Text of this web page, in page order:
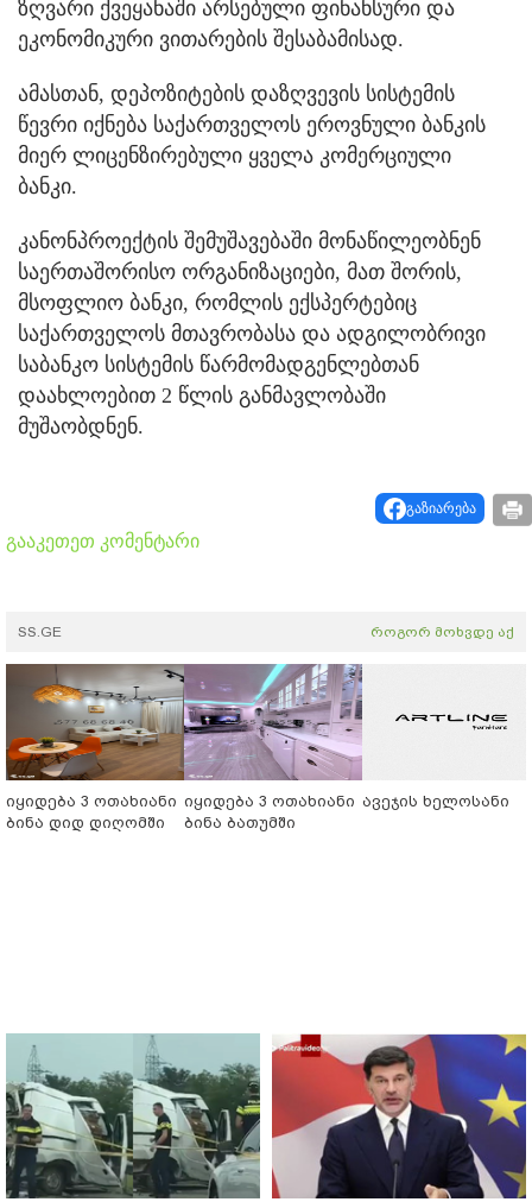
ზღვარი ქვეყანაში არსებული ფინანსური და
ეკონომიკური ვითარების შესაბამისად.
ამასთან, დეპოზიტების დაზღვევის სისტემის
წევრი იქნება საქართველოს ეროვნული ბანკის
მიერ ლიცენზირებული ყველა კომერციული
ბანკი.
კანონპროექტის შემუშავებაში მონაწილეობნენ
საერთაშორისო ორგანიზაციები, მათ შორის,
მსოფლიო ბანკი, რომლის ექსპერტებიც
საქართველოს მთავრობასა და ადგილობრივი
საბანკო სისტემის წარმომადგენლებთან
დაახლოებით 2 წლის განმავლობაში
მუშაობდნენ.
გაზიარება
გააკეთეთ კომენტარი
SS.GE როგორ მოხვდე აქ
იყიდება 3 ოთახიანი
ბინა დიდ დიღომში
იყიდება 3 ოთახიანი
ბინა ბათუმში
ავეჯის ხელოსანი